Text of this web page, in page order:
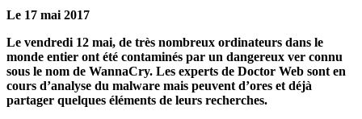
Le 17 mai 2017
Le vendredi 12 mai, de très nombreux ordinateurs dans le
monde entier ont été contaminés par un dangereux ver connu
sous le nom de WannaCry. Les experts de Doctor Web sont en
cours d’analyse du malware mais peuvent d’ores et déjà
partager quelques éléments de leurs recherches.